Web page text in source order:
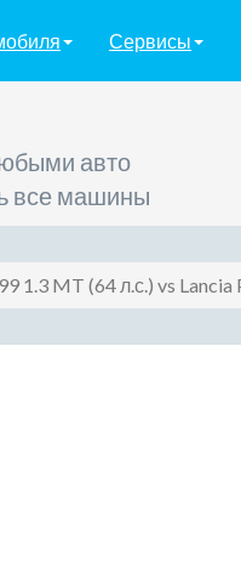
Сервисы
авто
все машины
1.3 MT (64 л.с.) vs Lancia